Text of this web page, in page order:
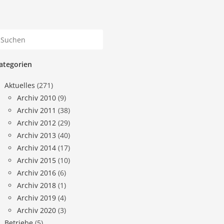
Aktuelles (271)
Archiv 2010 (9)
Archiv 2011 (38)
Archiv 2012 (29)
Archiv 2013 (40)
Archiv 2014 (17)
Archiv 2015 (10)
Archiv 2016 (6)
Archiv 2018 (1)
Archiv 2019 (4)
Archiv 2020 (3)